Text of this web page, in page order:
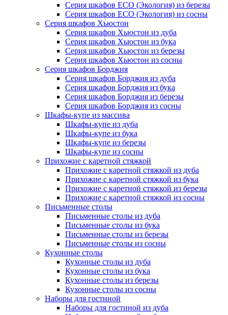
Серия шкафов ECO (Экология) из березы
Серия шкафов ECO (Экология) из сосны
Серия шкафов Хьюстон
Серия шкафов Хьюстон из дуба
Серия шкафов Хьюстон из бука
Серия шкафов Хьюстон из березы
Серия шкафов Хьюстон из сосны
Серия шкафов Борджия
Серия шкафов Борджия из дуба
Серия шкафов Борджия из бука
Серия шкафов Борджия из березы
Серия шкафов Борджия из сосны
Шкафы-купе из массива
Шкафы-купе из дуба
Шкафы-купе из бука
Шкафы-купе из березы
Шкафы-купе из сосны
Прихожие с каретной стяжкой
Прихожие с каретной стяжкой из дуба
Прихожие с каретной стяжкой из бука
Прихожие с каретной стяжкой из березы
Прихожие с каретной стяжкой из сосны
Письменные столы
Письменные столы из дуба
Письменные столы из бука
Письменные столы из березы
Письменные столы из сосны
Кухонные столы
Кухонные столы из дуба
Кухонные столы из бука
Кухонные столы из березы
Кухонные столы из сосны
Наборы для гостиной
Наборы для гостиной из дуба